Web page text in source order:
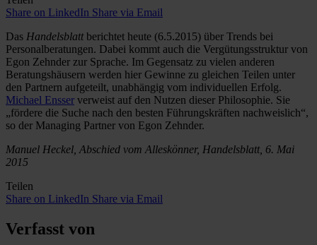
Share on LinkedIn Share via Email
Das Handelsblattberichtet heute (6.5.2015) über Trends bei
Personalberatungen. Dabei kommt auch die Vergütungsstruktur von
Egon Zehnder zur Sprache. Im Gegensatz zu vielen anderen
Beratungshäusern werden hier Gewinne zu gleichen Teilen unter
den Partnern aufgeteilt, unabhängig vom individuellen Erfolg.
Michael Ensser verweist auf den Nutzen dieser Philosophie. Sie
„fördere die Suche nach den besten Führungskräften nachweislich“,
so der Managing Partner von Egon Zehnder.
Manuel Heckel, Abschied vom Alleskönner, Handelsblatt, 6. Mai
2015
Teilen
Share on LinkedIn Share via Email
Verfasst von